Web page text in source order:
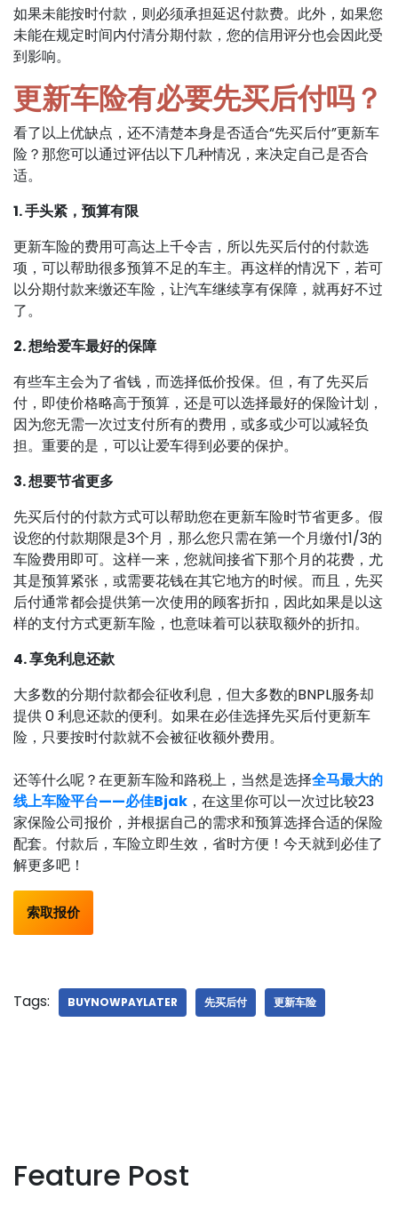
如果未能按时付款，则必须承担延迟付款费。此外，如果您
未能在规定时间内付清分期付款，您的信用评分也会因此受
到影响。
更新车险有必要先买后付吗？
看了以上优缺点，还不清楚本身是否适合“先买后付”更新车
险？那您可以通过评估以下几种情况，来决定自己是否合
适。
1. 手头紧，预算有限
更新车险的费用可高达上千令吉，所以先买后付的付款选
项，可以帮助很多预算不足的车主。再这样的情况下，若可
以分期付款来缴还车险，让汽车继续享有保障，就再好不过
了。
2. 想给爱车最好的保障
有些车主会为了省钱，而选择低价投保。但，有了先买后
付，即使价格略高于预算，还是可以选择最好的保险计划，
因为您无需一次过支付所有的费用，或多或少可以减轻负
担。重要的是，可以让爱车得到必要的保护。
3. 想要节省更多
先买后付的付款方式可以帮助您在更新车险时节省更多。假
设您的付款期限是3个月，那么您只需在第一个月缴付1/3的
车险费用即可。这样一来，您就间接省下那个月的花费，尤
其是预算紧张，或需要花钱在其它地方的时候。而且，先买
后付通常都会提供第一次使用的顾客折扣，因此如果是以这
样的支付方式更新车险，也意味着可以获取额外的折扣。
4. 享免利息还款
大多数的分期付款都会征收利息，但大多数的BNPL服务却
提供 0 利息还款的便利。如果在必佳选择先买后付更新车
险，只要按时付款就不会被征收额外费用。
还等什么呢？在更新车险和路税上，当然是选择全马最大的
线上车险平台——必佳Bjak ，在这里你可以一次过比较23
家保险公司报价，并根据自己的需求和预算选择合适的保险
配套。付款后，车险立即生效，省时方便！今天就到必佳了
解更多吧！
索取报价
Tags: BUYNOWPAYLATER 先买后付 更新车险
Feature Post